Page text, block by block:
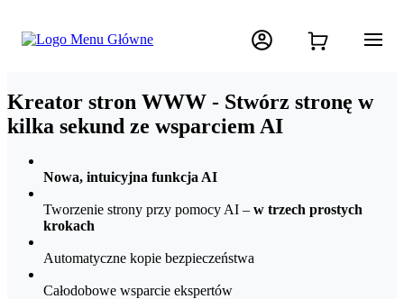
Kreator stron WWW - Stwórz stronę w
kilka sekund ze wsparciem AI
Nowa, intuicyjna funkcja AI
Tworzenie strony przy pomocy AI – w trzech prostych
krokach
Automatyczne kopie bezpieczeństwa
Całodobowe wsparcie ekspertów